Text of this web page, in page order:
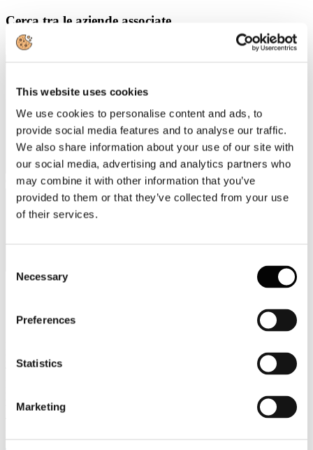
This website uses cookies
We use cookies to personalise content and ads, to
provide social media features and to analyse our traffic.
We also share information about your use of our site with
our social media, advertising and analytics partners who
may combine it with other information that you’ve
provided to them or that they’ve collected from your use
of their services.
Selection
Necessary
Preferences
Statistics
Marketing
Cerca tra le aziende associate
Ragione Sociale
Categorie merceologiche
Bastioni di Porta Volta, 7 - 20121 Milano
Tel. +39 02-290.03018 r.a
Viale Pasteur, 8/10 - 00144 Roma